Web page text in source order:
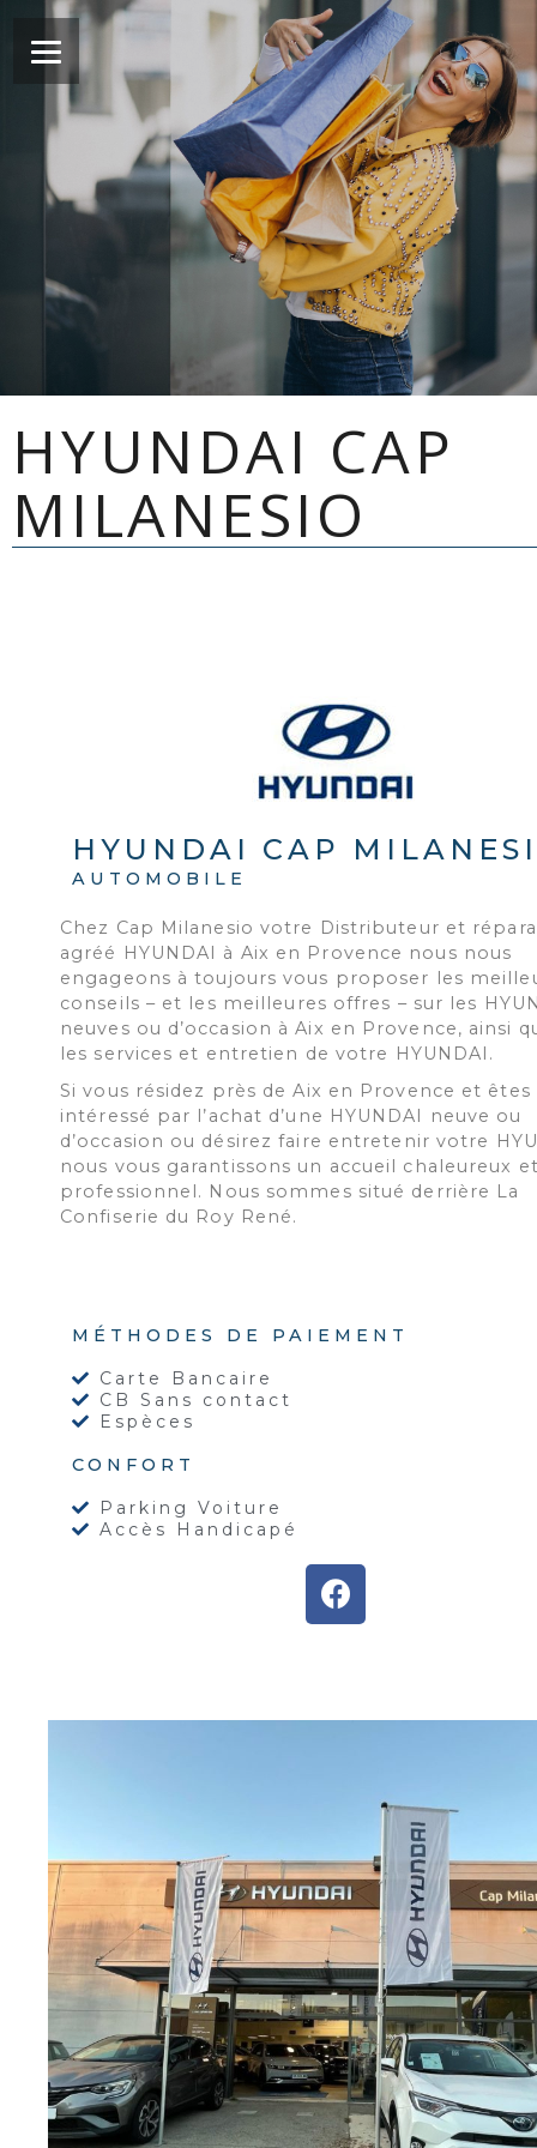
HYUNDAI CAP
MILANESIO
HYUNDAI CAP
AUTOMOBILE
Chez Cap Milanesio votre Distributeur et
agréé HYUNDAI à Aix en Provence nous nous
engageons à toujours vous proposer les
conseils – et les meilleures offres – sur les
neuves ou d’occasion à Aix en Provence, ainsi
les services et entretien de votre HYUNDAI.
Si vous résidez près de Aix en Provence et êtes
intéressé par l’achat d’une HYUNDAI neuve ou
d’occasion ou désirez faire entretenir votre
nous vous garantissons un accueil chaleureux
professionnel. Nous sommes situé derrière La
Confiserie du Roy René.
MÉTHODES DE PAIEMENT
Carte Bancaire
CB Sans contact
Espèces
CONFORT
Parking Voiture
Accès Handicapé